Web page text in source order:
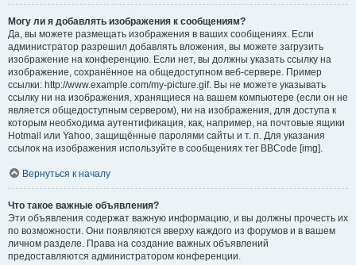
Могу ли я добавлять изображения к сообщениям?
Да, вы можете размещать изображения в ваших сообщениях. Если
администратор разрешил добавлять вложения, вы можете загрузить
изображение на конференцию. Если нет, вы должны указать ссылку на
изображение, сохранённое на общедоступном веб-сервере. Пример
ссылки: http://www.example.com/my-picture.gif. Вы не можете указывать
ссылку ни на изображения, хранящиеся на вашем компьютере (если он не
является общедоступным сервером), ни на изображения, для доступа к
которым необходима аутентификация, как, например, на почтовые ящики
Hotmail или Yahoo, защищённые паролями сайты и т. п. Для указания
ссылок на изображения используйте в сообщениях тег BBCode [img].
Вернуться к началу
Что такое важные объявления?
Эти объявления содержат важную информацию, и вы должны прочесть их
по возможности. Они появляются вверху каждого из форумов и в вашем
личном разделе. Права на создание важных объявлений
предоставляются администратором конференции.